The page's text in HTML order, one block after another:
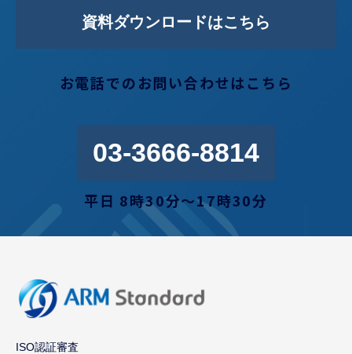
資料ダウンロードはこちら
お電話でのお問い合わせはこちら
03-3666-8814
平日 8時30分〜17時30分
ISO認証審査